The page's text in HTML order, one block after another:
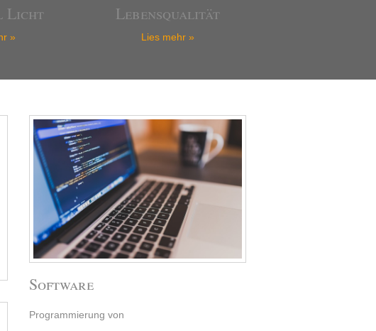
Licht
»
Lebensqualität
Lies mehr »
Software
Programmierung von